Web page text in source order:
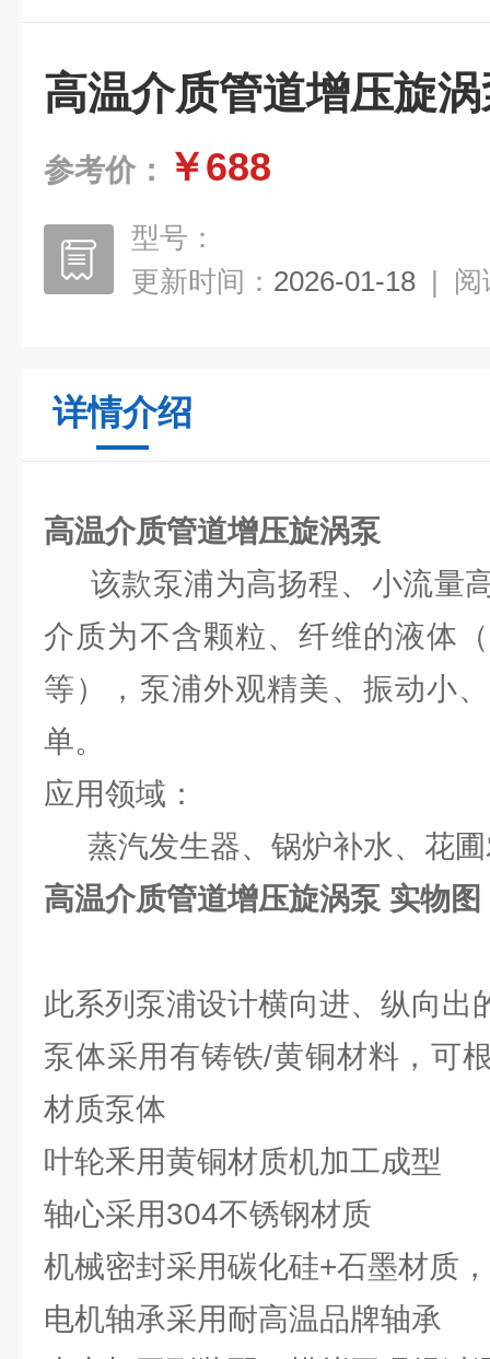
高温介质管道增压旋
参考价： ￥688
型号：
更新时间： 2026-01-18 | 阅
详情介绍
高温介质管道增压旋涡泵
该款泵浦为高扬程、小流量
介质为不含颗粒、纤维的液体
等），泵浦外观精美、振动小
单。
应用领域：
蒸汽发生器、锅炉补水、花圃
高温介质管道增压旋涡泵 实物图
此系列泵浦设计横向进、纵向出
泵体采用有铸铁/黄铜材料，可
材质泵体
叶轮釆用黄铜材质机加工成型
轴心采用304不锈钢材质
机械密封采用碳化硅+石墨材质
电机轴承采用耐高温品牌轴承